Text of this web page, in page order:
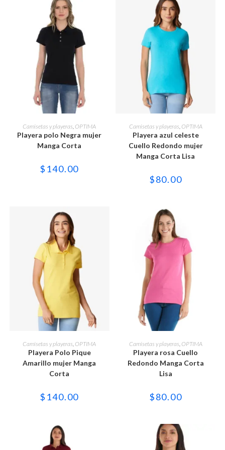
SELECCIONAR OPCIONES
Este
producto
tiene
múltiples
variantes.
se
pueden
producto
Camisetas y playeras, OPTIMA
Playera polo Negra mujer
Manga Corta
$ 140.00
SELECCIONAR OPCIONES
Este
producto
tiene
múltiples
variantes.
opciones
elegir
de
producto
Camisetas y playeras, OPTIMA
Playera azul celeste
Cuello Redondo mujer
Manga Corta Lisa
$80.00
SELECCIONAR OPCIONES
Este
producto
tiene
múltiples
variantes.
Las
opciones
elegir
de
producto
Camisetas y playeras, OPTIMA
Playera Polo Pique
Amarillo mujer Manga
Corta
$ 140.00
SELECCIONAR OPCIONES
Este
producto
tiene
múltiples
variantes.
Las
opciones
elegir
de
producto
Camisetas y playeras, OPTIMA
Playera rosa Cuello
Redondo Manga Corta
Lisa
$80.00